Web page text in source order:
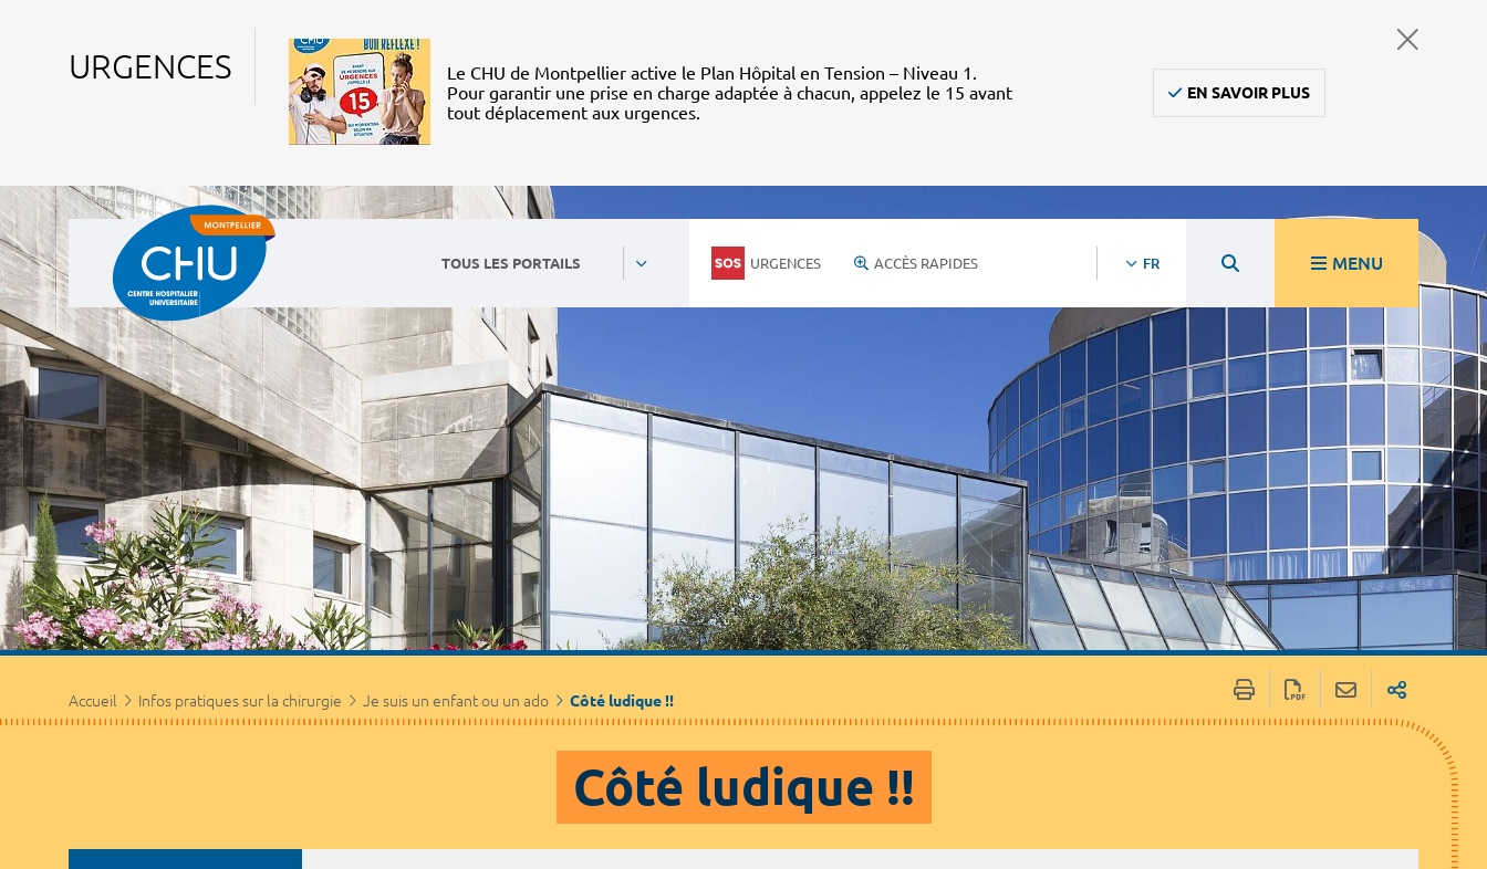
URGENCES
Le CHU de Montpellier active le Plan Hôpital en Tension – Niveau 1.
Pour garantir une prise en charge adaptée à chacun, appelez le 15 avant
tout déplacement aux urgences.
EN SAVOIR PLUS
TOUS LES PORTAILS URGENCES ACCÈS RAPIDES FR MENU
Accueil Infos pratiques sur la chirurgie Je suis un enfant ou un ado Côté ludique !!
Côté ludique !!